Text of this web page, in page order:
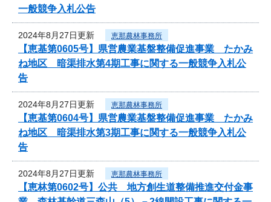
一般競争入札公告
2024年8月27日更新 恵那農林事務所
【恵基第0605号】県営農業基盤整備促進事業 たかみ
ね地区 暗渠排水第4期工事に関する一般競争入札公
告
2024年8月27日更新 恵那農林事務所
【恵基第0604号】県営農業基盤整備促進事業 たかみ
ね地区 暗渠排水第3期工事に関する一般競争入札公
告
2024年8月27日更新 恵那農林事務所
【恵林第0602号】公共 地方創生道整備推進交付金事